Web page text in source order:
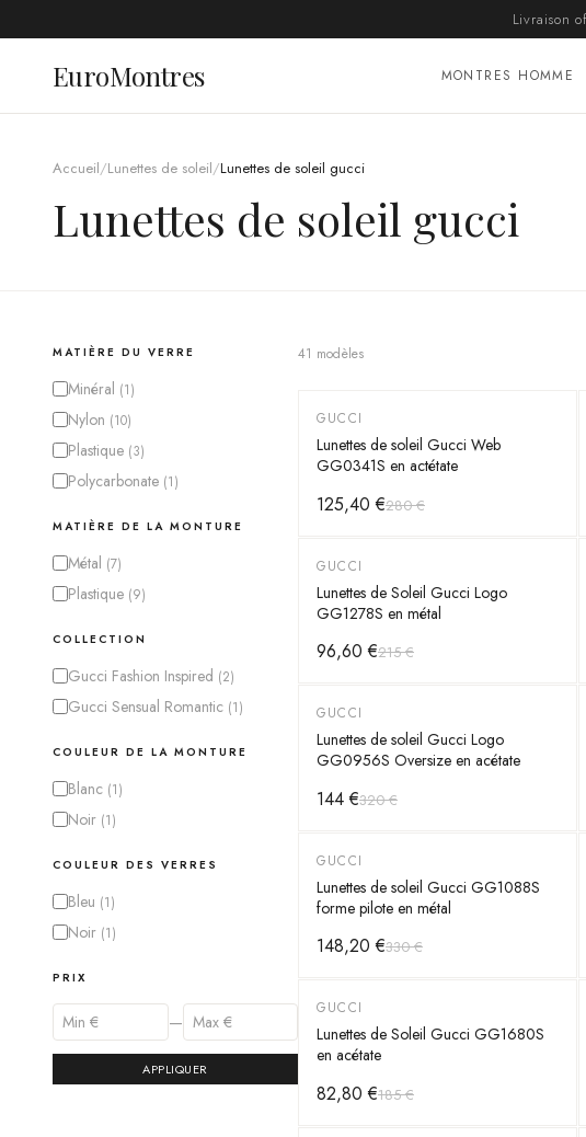
Livraison
EuroMontres MONTRES HOMME
Accueil/Lunettes de soleil/Lunettes de soleil gucci
Lunettes de soleil gucci
MATIÈRE DU VERRE
Minéral (1)
Nylon (10)
Plastique (3)
Polycarbonate (1)
MATIÈRE DE LA MONTURE
Métal (7)
Plastique (9)
COLLECTION
Gucci Fashion Inspired (2)
Gucci Sensual Romantic (1)
COULEUR DE LA MONTURE
Blanc (1)
Noir (1)
COULEUR DES VERRES
Bleu (1)
Noir (1)
PRIX
—
APPLIQUER
41 modèles
-55%
GUCCI
Lunettes de soleil Gucci Web
GG0341S en actétate
125,40 €280 €
-55%
GUCCI
Lunettes de Soleil Gucci Logo
GG1278S en métal
96,60 €215 €
-55%
GUCCI
Lunettes de soleil Gucci Logo
GG0956S Oversize en acétate
144 €320 €
-55%
GUCCI
Lunettes de soleil Gucci GG1088S
forme pilote en métal
148,20 €330 €
-55%
GUCCI
Lunettes de Soleil Gucci GG1680S
en acétate
82,80 €185 €